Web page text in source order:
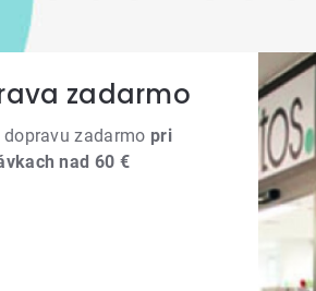
zadarmo
zadarmo pri
nad 60 €